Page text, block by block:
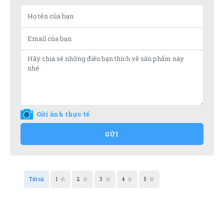
Gửi ảnh thực tế
GỬI
Tất cả 1 2 3 4 5